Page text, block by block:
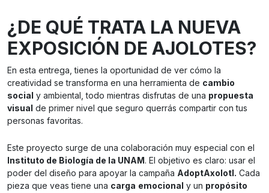
¿DE QUÉ TRATA LA NUEVA
EXPOSICIÓN DE AJOLOTES?
En esta entrega, tienes la oportunidad de ver cómo la
creatividad se transforma en una herramienta de cambio
social y ambiental, todo mientras disfrutas de una propuesta
visual de primer nivel que seguro querrás compartir con tus
personas favoritas.
Este proyecto surge de una colaboración muy especial con el
Instituto de Biología de la UNAM . El objetivo es claro: usar el
poder del diseño para apoyar la campaña AdoptAxolotl. Cada
pieza que veas tiene una carga emocional y un propósito